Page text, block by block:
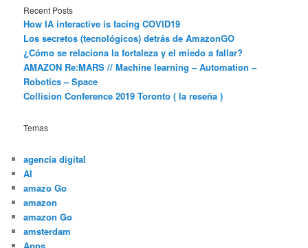
Recent Posts
How IA interactive is facing COVID19
Los secretos (tecnológicos) detrás de AmazonGO
¿Cómo se relaciona la fortaleza y el miedo a fallar?
AMAZON Re:MARS // Machine learning – Automation –
Robotics – Space
Collision Conference 2019 Toronto ( la reseña )
Temas
agencia digital
AI
amazo Go
amazon
amazon Go
amsterdam